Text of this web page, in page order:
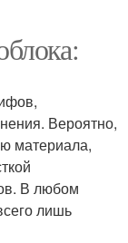
Вероятно,
материала,
В любом
лишь